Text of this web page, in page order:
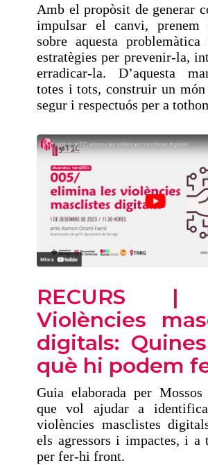
Amb el propòsit de generar
impulsar el canvi, prenem
sobre aquesta
estratègies per prevenir-la,
erradicar-la. D’aquesta
totes i tots, construir un
segur i respectuós per a
RECURS |
Violències
digitals:
què hi podem
Guia elaborada per Mossos
que vol ajudar a
violències masclistes
els agressors i impactes, i a
per fer-hi front.